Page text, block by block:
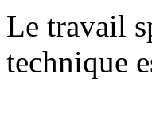
Le travail
technique